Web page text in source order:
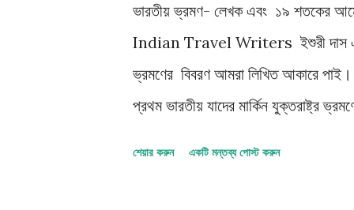
ভারতীয় ভ্রমণ- লেখক এবং ১৯
Indian Travel Writers ইশুরী দাস এবং
ভ্রমণের বিবরণ আমরা লিখিত আকারে পাই।
প্রথম ভারতীয় যাদের মার্কিন যুক্তরাষ্ট্র
শেয়ার করুন একটি মন্তব্য পোস্ট করুন